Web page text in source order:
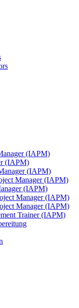
(IAPM)
(IAPM)
(IAPM)
Manager (IAPM)
(IAPM)
Manager (IAPM)
Manager (IAPM)
Trainer (IAPM)